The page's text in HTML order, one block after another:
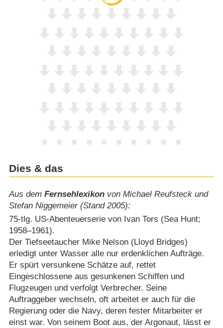
Dies & das
Aus dem Fernsehlexikonvon Michael Reufsteck und
Stefan Niggemeier (Stand 2005):
75-tlg. US-Abenteuerserie von Ivan Tors (Sea Hunt;
1958⁠–⁠1961).
Der Tiefseetaucher Mike Nelson (Lloyd Bridges)
erledigt unter Wasser alle nur erdenklichen Aufträge.
Er spürt versunkene Schätze auf, rettet
Eingeschlossene aus gesunkenen Schiffen und
Flugzeugen und verfolgt Verbrecher. Seine
Auftraggeber wechseln, oft arbeitet er auch für die
Regierung oder die Navy, deren fester Mitarbeiter er
einst war. Von seinem Boot aus, der Argonaut, lässt er